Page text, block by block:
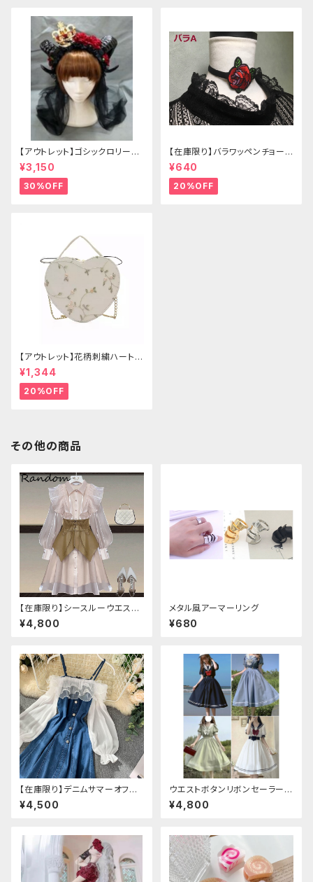
【アウトレット】ゴシックロリータ
ゴールドクラウン＆ホーン(ヴェ
ール付き)
¥3,150
30%OFF
【在庫限り】バラワッペンチョーカ
ー
¥640
20%OFF
【アウトレット】花柄刺繍ハートバ
ッグ
¥1,344
20%OFF
その他の商品
【在庫限り】シースルーウエスト
ベルトワンピースセットアップ（ラ
イトピンク：Lサイズ
¥4,800
メタル風アーマーリング
¥680
【在庫限り】デニムサマーオフシ
ョルダーワンピース（ミニ丈
¥4,500
ウエストボタンリボンセーラーワ
ンピース
¥4,800